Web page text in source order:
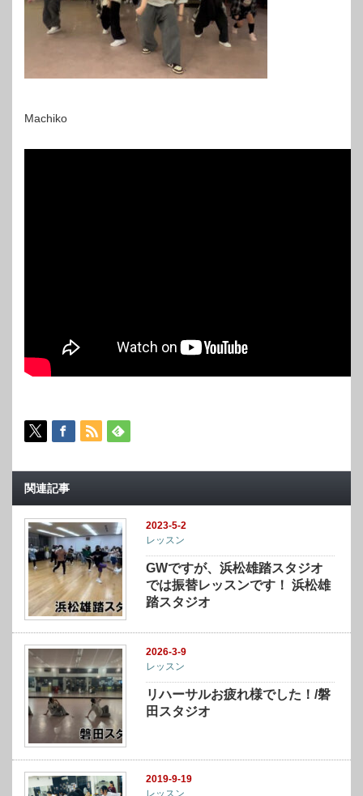
Machiko
関連記事
2023-5-2
レッスン
GWですが、浜松雄踏スタジオ
では振替レッスンです！ 浜松雄
踏スタジオ
2026-3-9
レッスン
リハーサルお疲れ様でした！/磐
田スタジオ
2019-9-19
レッスン